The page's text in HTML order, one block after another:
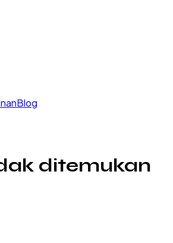
Blog
ditemukan